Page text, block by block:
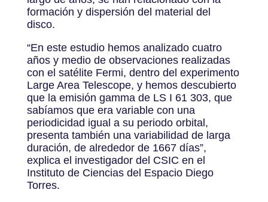
formación y dispersión del material del
disco.
“En este estudio hemos analizado cuatro
años y medio de observaciones realizadas
con el satélite Fermi, dentro del experimento
Large Area Telescope, y hemos descubierto
que la emisión gamma de LS I 61 303, que
sabíamos que era variable con una
periodicidad igual a su periodo orbital,
presenta también una variabilidad de larga
duración, de alrededor de 1667 días”,
explica el investigador del CSIC en el
Instituto de Ciencias del Espacio Diego
Torres.